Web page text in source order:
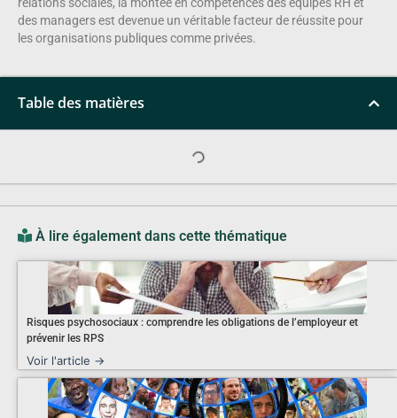
des managers est devenue un véritable facteur de réussite pour
les organisations publiques comme privées.
Table des matières
À lire également dans cette thématique
Risques psychosociaux : comprendre les obligations de l’employeur et
prévenir les RPS
Voir l'article →